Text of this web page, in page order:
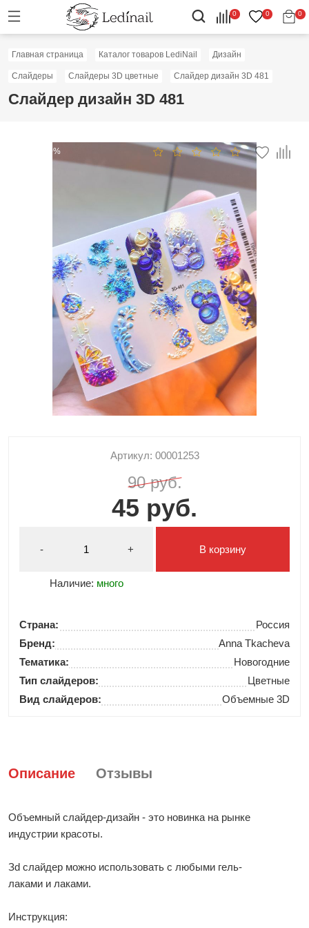
0 0 0
Главная страница Каталог товаров LediNail Дизайн
Слайдеры Слайдеры 3D цветные Слайдер дизайн 3D 481
Слайдер дизайн 3D 481
Скидка: 50%
Артикул: 00001253
90 руб.
45 руб.
- +
Наличие: много
В корзину
Страна:
Россия
Бренд:
Anna Tkacheva
Тематика:
Новогодние
Тип слайдеров:
Цветные
Вид слайдеров:
Объемные 3D
Описание Отзывы
Объемный слайдер-дизайн - это новинка на рынке
индустрии красоты.
Зd слайдер можно использовать с любыми гель-
лаками и лаками.
Инструкция: